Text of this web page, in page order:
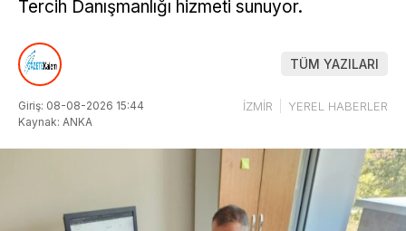
Tercih Danışmanlığı hizmeti sunuyor.
TÜM YAZILARI
Giriş: 08-08-2026 15:44
Kaynak: ANKA
İZMİR YEREL HABERLER